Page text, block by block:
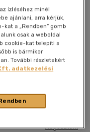
Megosztom
ízléséhez minél
ajánlani, arra kérjük,
kat a „Rendben” gomb
csak a weboldal
cookie-kat telepíti a
is bármikor
További részletekért
adatkezelési